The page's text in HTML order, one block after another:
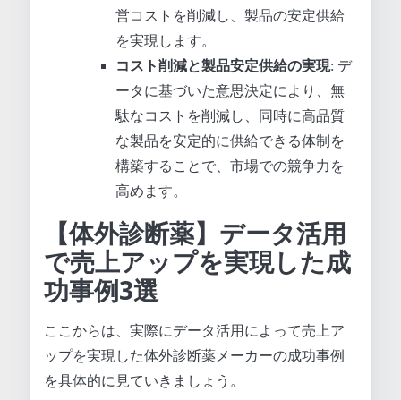
営コストを削減し、製品の安定供給
を実現します。
コスト削減と製品安定供給の実現: デ
ータに基づいた意思決定により、無
駄なコストを削減し、同時に高品質
な製品を安定的に供給できる体制を
構築することで、市場での競争力を
高めます。
【体外診断薬】データ活用
で売上アップを実現した成
功事例3選
ここからは、実際にデータ活用によって売上ア
ップを実現した体外診断薬メーカーの成功事例
を具体的に見ていきましょう。